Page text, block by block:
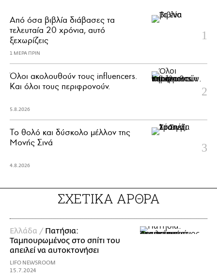
Από όσα βιβλία διάβασες τα
τελευταία 20 χρόνια, αυτό
ξεχωρίζεις
1 ΜΕΡΑ ΠΡΙΝ
Όλοι ακολουθούν τους influencers.
Και όλοι τους περιφρονούν.
5.8.2026
Το θολό και δύσκολο μέλλον της
Μονής Σινά
4.8.2026
ΣΧΕΤΙΚΑ ΑΡΘΡΑ
Ελλάδα / Πατήσια:
Ταμπουρωμένος στο σπίτι του
απειλεί να αυτοκτονήσει
LIFO NEWSROOM
15.7.2024